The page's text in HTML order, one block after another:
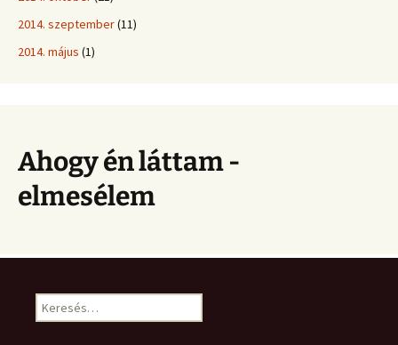
2014. szeptember(11)
2014. május (1)
Ahogy én láttam -
elmesélem
Keresés: